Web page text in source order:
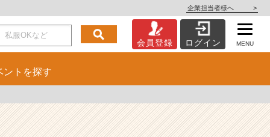
企業担当者様へ >
会員登録 ログイン MENU
ント を探す